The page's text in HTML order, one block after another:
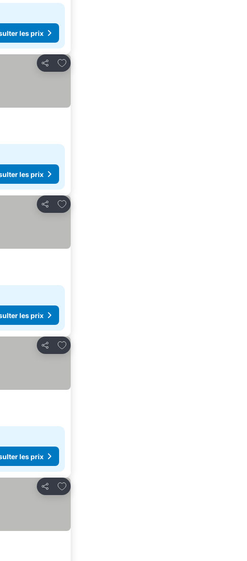
les prix
Partager
Ajouter à mes favoris
les prix
Partager
Ajouter à mes favoris
les prix
Partager
Ajouter à mes favoris
les prix
Partager
Ajouter à mes favoris